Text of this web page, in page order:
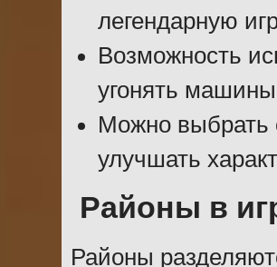
легендарную
Возможность
угонять
Можно выбрать
улучшать
Районы в
Районы